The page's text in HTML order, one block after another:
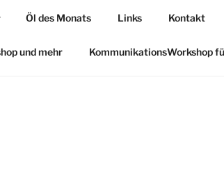
Öl des Monats Links Kontakt
und mehr KommunikationsWorkshop